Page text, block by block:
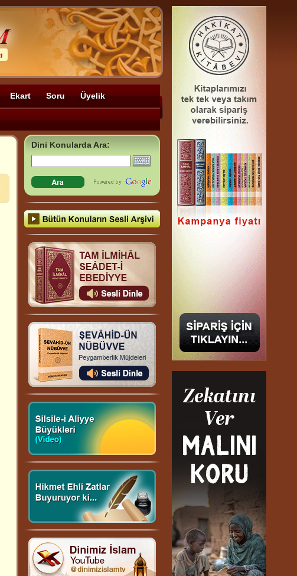
Ekart Soru Üyelik
Dini Konularda Ara: